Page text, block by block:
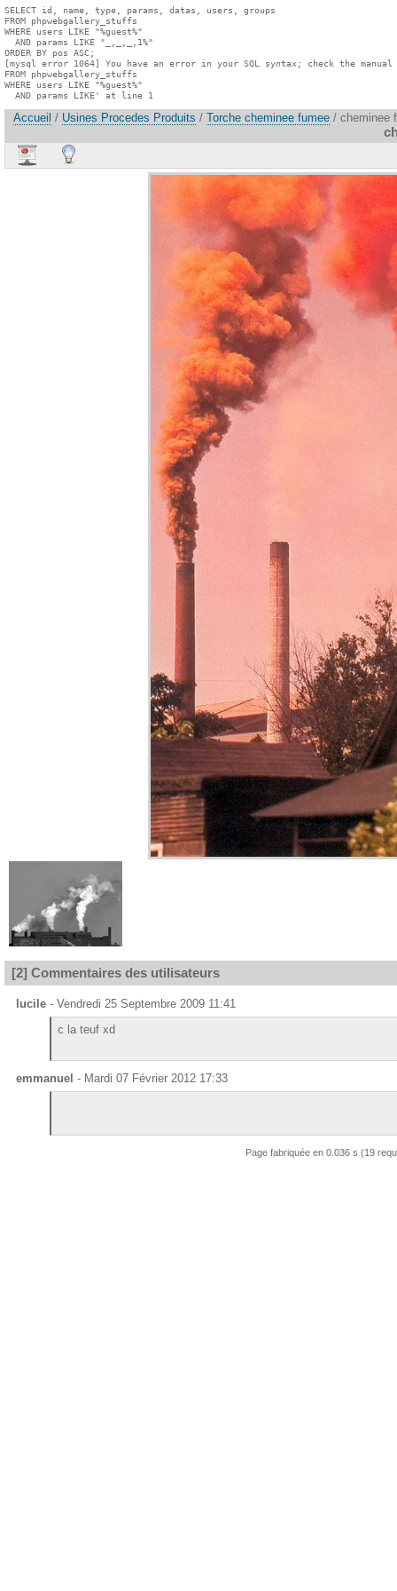
SELECT id, name, type, params, datas, users, groups
FROM phpwebgallery_stuffs
WHERE users LIKE "%guest%"
  AND params LIKE "_,_,_,1%"
ORDER BY pos ASC;
[mysql error 1064] You have an error in your SQL syntax; check the
FROM phpwebgallery_stuffs
WHERE users LIKE "%guest%"
  AND params LIKE' at line 1
Accueil / Usines Procedes Produits / Torche cheminee fumee / cheminee
[2] Commentaires des utilisateurs
lucile- Vendredi 25 Septembre 2009 11:41
c la teuf xd
emmanuel - Mardi 07 Février 2012 17:33
Page fabriquée en 0.036 s (19